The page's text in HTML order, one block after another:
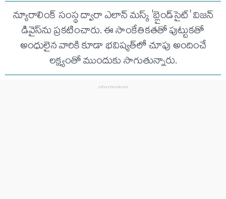
న్యూరాలింక్ సంస్థ ద్వారా ఎలాన్ మస్క్ 'బ్లైండ్‌సైట్' విజన్
డివైస్‌ను ప్రకటించారు. ఈ సాంకేతికతతో పుట్టుకతో
అంధులైన వారికి కూడా భవిష్యత్‌లో చూపు అందించే
లక్ష్యంతో ముందుకు సాగుతున్నారు.